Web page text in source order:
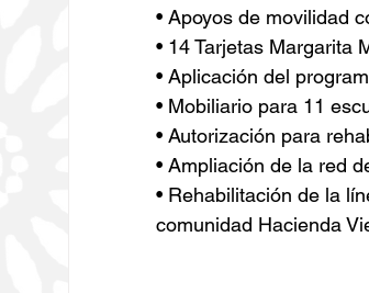
• Apoyos de movilidad
• 14 Tarjetas Margarita
• Aplicación del
• Mobiliario para 11
• Autorización para
• Ampliación de la red
• Rehabilitación de la
comunidad Hacienda